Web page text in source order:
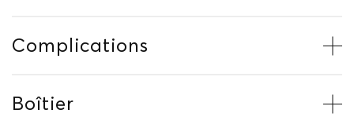
Complications
Boîtier